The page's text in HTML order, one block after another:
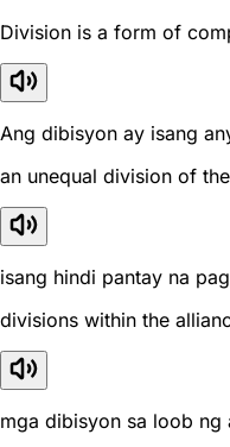
Division is a form of
Ang dibisyon ay isang
an unequal division of
isang hindi pantay na
divisions within the
mga dibisyon sa loob ng